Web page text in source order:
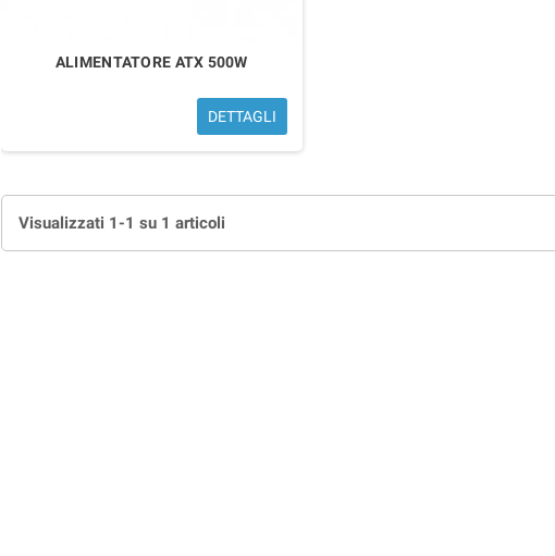
ALIMENTATORE ATX 500W
DETTAGLI
Visualizzati 1-1 su 1 articoli